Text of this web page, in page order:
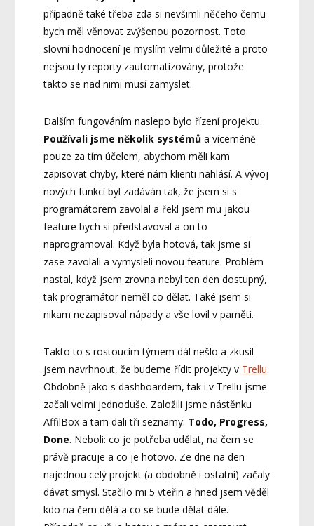
případně také třeba zda si nevšimli něčeho čemu
bych měl věnovat zvýšenou pozornost. Toto
slovní hodnocení je myslím velmi důležité a proto
nejsou ty reporty zautomatizovány, protože
takto se nad nimi musí zamyslet.
Dalším fungováním naslepo bylo řízení projektu.
Používali jsme několik systémů a víceméně
pouze za tím účelem, abychom měli kam
zapisovat chyby, které nám klienti nahlásí. A vývoj
nových funkcí byl zadáván tak, že jsem si s
programátorem zavolal a řekl jsem mu jakou
feature bych si představoval a on to
naprogramoval. Když byla hotová, tak jsme si
zase zavolali a vymysleli novou feature. Problém
nastal, když jsem zrovna nebyl ten den dostupný,
tak programátor neměl co dělat. Také jsem si
nikam nezapisoval nápady a vše lovil v paměti.
Takto to s rostoucím týmem dál nešlo a zkusil
jsem navrhnout, že budeme řídit projekty v Trellu.
Obdobně jako s dashboardem, tak i v Trellu jsme
začali velmi jednoduše. Založili jsme nástěnku
AffilBox a tam dali tři seznamy: Todo, Progress,
Done. Neboli: co je potřeba udělat, na čem se
právě pracuje a co je hotovo. Ze dne na den
najednou celý projekt (a obdobně i ostatní) začaly
dávat smysl. Stačilo mi 5 vteřin a hned jsem věděl
kdo na čem dělá a co se bude dělat dále.